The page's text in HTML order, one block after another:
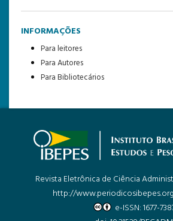
INFORMAÇÕES
Para leitores
Para Autores
Para Bibliotecários
Revista Eletrônica de Ciência
http://
e-ISSN: 1677-